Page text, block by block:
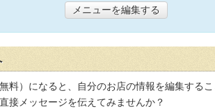
メニューを編集する
料）になると、自分のお店の情報を編集するこ
接メッセージを伝えてみませんか？